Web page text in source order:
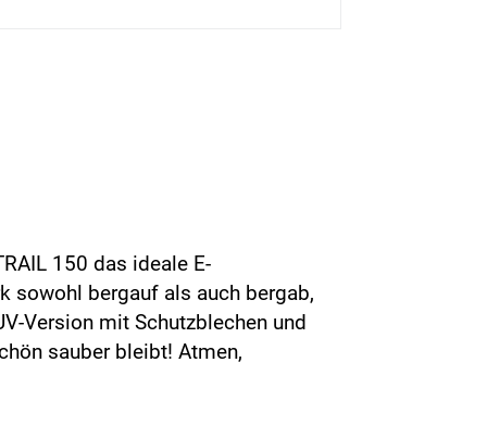
150 das ideale E-
sowohl bergauf als auch bergab,
Version mit Schutzblechen und
sauber bleibt! Atmen,